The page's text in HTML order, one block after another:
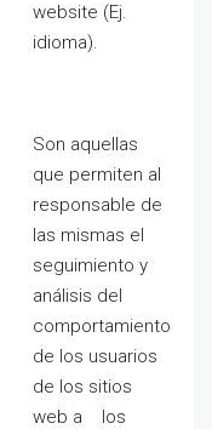
website (Ej.
idioma).
Son aquellas
que permiten al
responsable de
las mismas el
seguimiento y
análisis del
comportamiento
de los usuarios
de los sitios
web a los